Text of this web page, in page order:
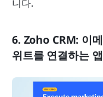
니다.
6. Zoho CRM: 이
위트를 연결하는